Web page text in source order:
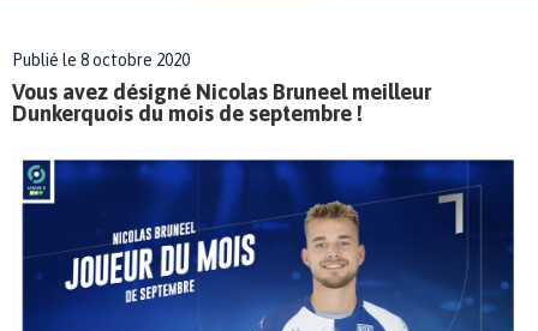
Publié le 8 octobre 2020
Vous avez désigné Nicolas Bruneel meilleur
Dunkerquois du mois de septembre !